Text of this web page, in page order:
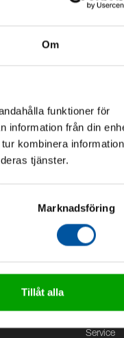
Om
funktioner för
information från din
kombinera
tjänster.
Marknadsföring
Tillåt alla
Service